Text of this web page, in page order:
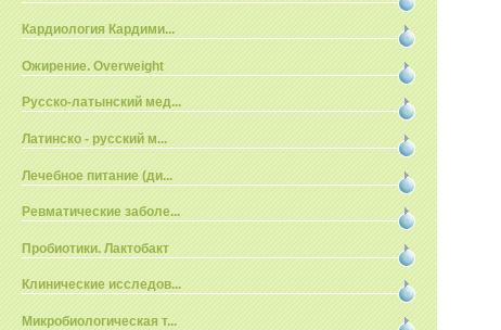
Кардиология Кардими...
Ожирение. Overweight
Русско-латынский мед...
Латинско - русский м...
Лечебное питание (ди...
Ревматические заболе...
Пробиотики. Лактобакт
Клинические исследов...
Микробиологическая т...